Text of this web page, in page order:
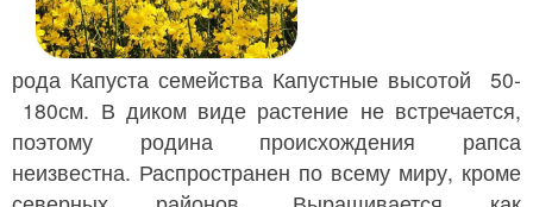
рода Капуста семейства Капустные высотой 50-​
180см. В диком виде растение не встречается,
поэтому родина происхождения рапса
неизвестна. Распространен по всему миру, кроме